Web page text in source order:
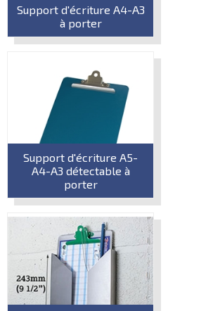
Support d'écriture A4-A3
à porter
Support d'écriture A5-
A4-A3 détectable à
porter